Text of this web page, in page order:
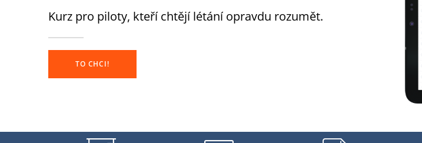
Kurz pro piloty, kteří chtějí létání opravdu rozumět.
TO CHCI!